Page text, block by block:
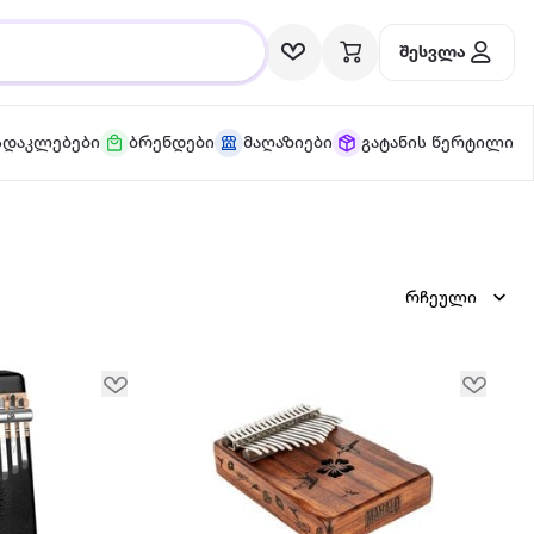
შესვლა
ბრენდები მაღაზიები გატანის წერტილი
რჩეული